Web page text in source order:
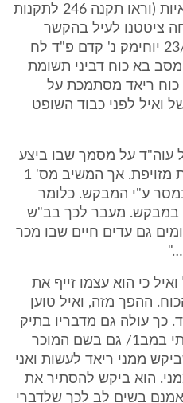
מתאימה במהלך הבאת הראיות (וראו תקנה 246 לתקנות
ציטטנו לעיל בהקשר
לתיק הב"ש; כן ראו ע"א 23/83 יוחימק נ' קדם פ"ד לח
העניין מסב בא כוח דביני תשומת
כוח ריאד מסתמכת על
ואיל לפני כבוד השופט
על מסמך שבו ביצע
המשיב מס' 1 העברת בעלות מזויפת. אך המשיב מס' 1
ע"י המבקש. כלומר
במבקש. מעבר לכך בב"ש
גם עדים חיים שבו מכר
כי הוא עצמו זייף את
ההפך מזה, ואיל טוען
כך עולה גם מדבריו בתיק
הב"ש (בעמ' 28): "אני חתמתי במב1/ גם בשם המוכר
ממני ריאד לעשות ואני
הוא ביקש להסתיר את
בשים לב לכך שלדברי